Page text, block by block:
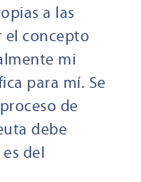
a las
el concepto
mi
para mí. Se
de
debe
del